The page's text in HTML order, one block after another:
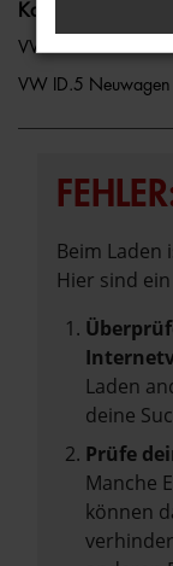
Kategorie
VW ID.5
VW ID.5 Neuwagen
Beim Laden
Hier sind
Laden
deine
Prüfe
Manche
können